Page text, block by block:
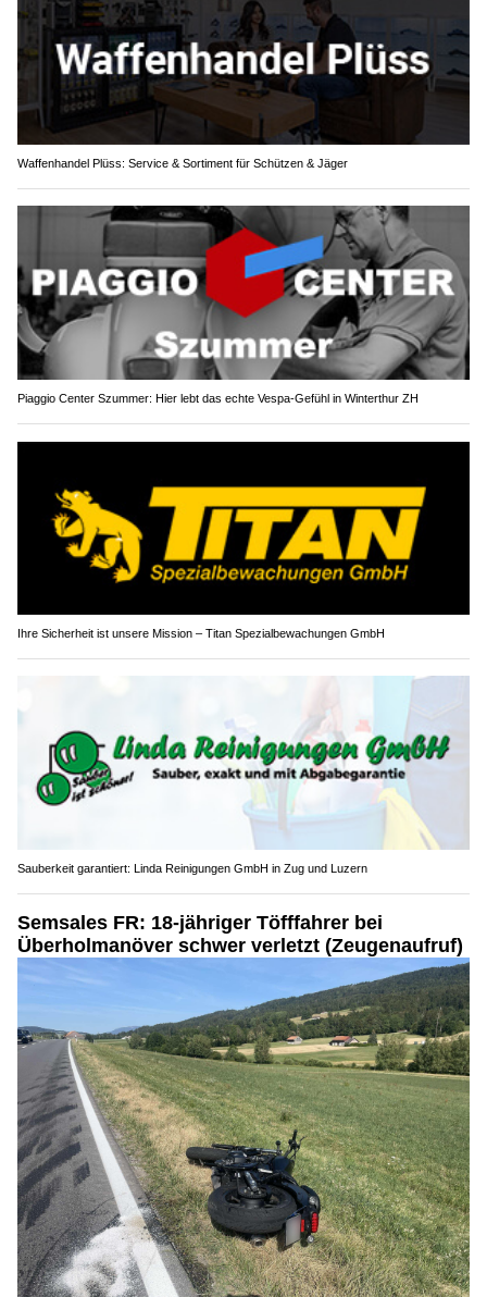
Waffenhandel Plüss: Service & Sortiment für Schützen & Jäger
Piaggio Center Szummer: Hier lebt das echte Vespa-Gefühl in Winterthur ZH
Ihre Sicherheit ist unsere Mission – Titan Spezialbewachungen GmbH
Sauberkeit garantiert: Linda Reinigungen GmbH in Zug und Luzern
Semsales FR: 18-jähriger Töfffahrer bei
Überholmanöver schwer verletzt (Zeugenaufruf)